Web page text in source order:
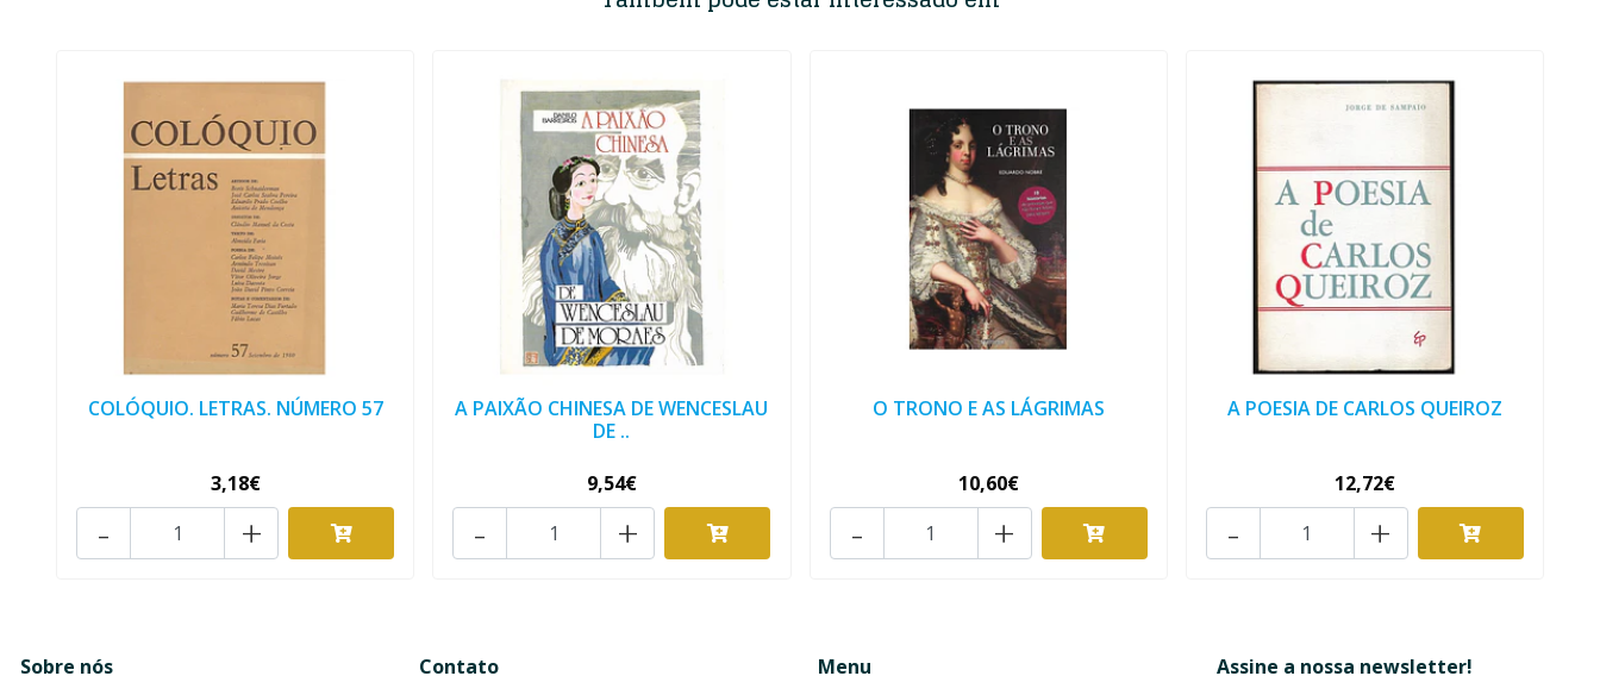
COLÓQUIO. LETRAS. NÚMERO 57
3,18€
+
-
A PAIXÃO CHINESA DE WENCESLAU
DE ..
9,54€
+
-
O TRONO E AS LÁGRIMAS
10,60€
+
-
A POESIA DE CARLOS QUEIROZ
12,72€
+
-
Sobre nós Contato Menu Assine a nossa newsletter!